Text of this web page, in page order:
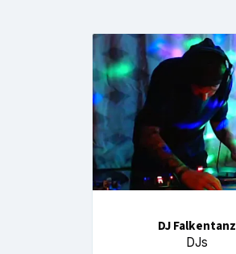
DJ Falkentanz
DJs